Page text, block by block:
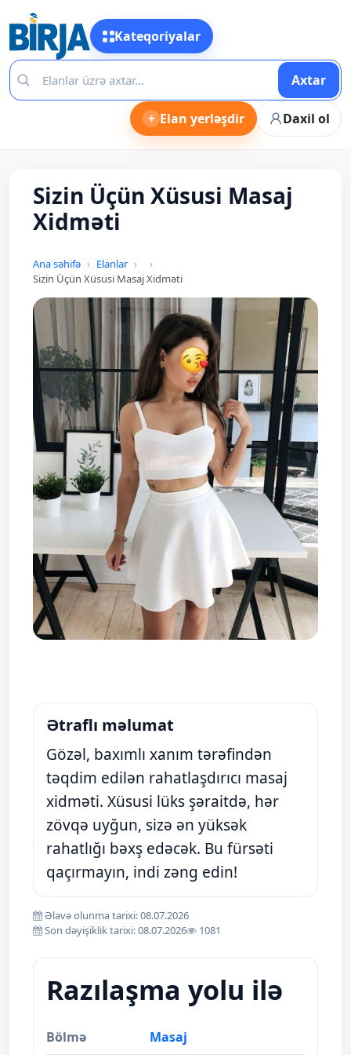
Kateqoriyalar
Axtar
+ Elan yerləşdir Daxil ol
Sizin Üçün Xüsusi Masaj
Xidməti
Ana səhifə
Elanlar
Sizin Üçün Xüsusi Masaj Xidməti
Ətraflı məlumat
Gözəl, baxımlı xanım tərəfindən
təqdim edilən rahatlaşdırıcı masaj
xidməti. Xüsusi lüks şəraitdə, hər
zövqə uyğun, sizə ən yüksək
rahatlığı bəxş edəcək. Bu fürsəti
qaçırmayın, indi zəng edin!
Əlavə olunma tarixi: 08.07.2026
Son dəyişiklik tarixi: 08.07.2026
1081
Razılaşma yolu ilə
Bölmə Masaj